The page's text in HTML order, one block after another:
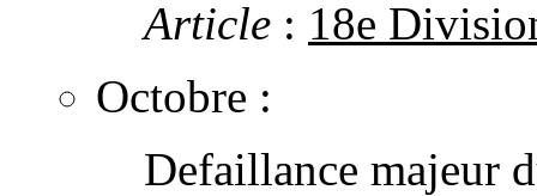
Article : 18e
Octobre :
Defaillance majeur